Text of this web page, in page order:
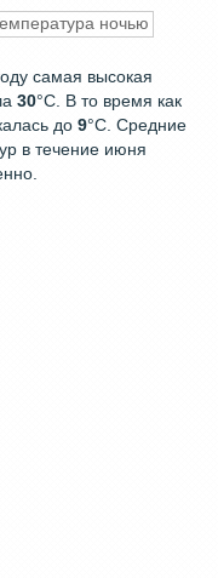
ночью
самая высокая
30°С. В то время как
до 9°C. Средние
в течение июня